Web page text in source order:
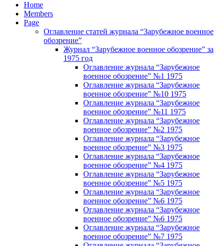
Home
Members
Page
Оглавление статей журнала “Зарубежное военное
обозрение”
Журнал “Зарубежное военное обозрение” за
1975 год
Оглавление журнала “Зарубежное
военное обозрение” №1 1975
Оглавление журнала “Зарубежное
военное обозрение” №10 1975
Оглавление журнала “Зарубежное
военное обозрение” №11 1975
Оглавление журнала “Зарубежное
военное обозрение” №2 1975
Оглавление журнала “Зарубежное
военное обозрение” №3 1975
Оглавление журнала “Зарубежное
военное обозрение” №4 1975
Оглавление журнала “Зарубежное
военное обозрение” №5 1975
Оглавление журнала “Зарубежное
военное обозрение” №6 1975
Оглавление журнала “Зарубежное
военное обозрение” №6 1975
Оглавление журнала “Зарубежное
военное обозрение” №7 1975